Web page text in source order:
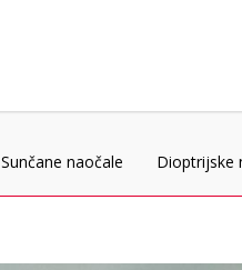
Sunčane naočale Dioptrijske